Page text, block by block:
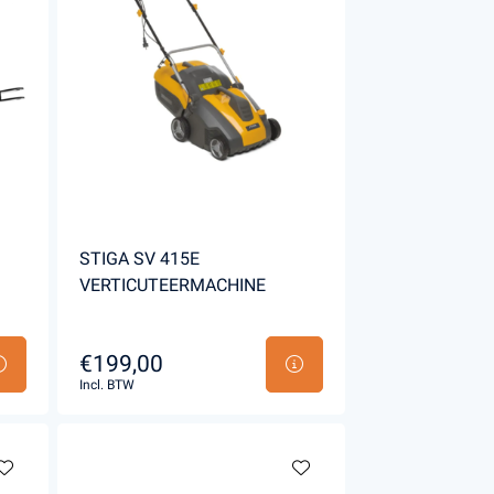
Handgereedschappen
Carburateurgereedschap
Combi-gereedschap
STIGA SV 415E
VERTICUTEERMACHINE
€199,00
Incl. BTW